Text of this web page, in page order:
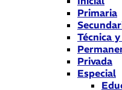
Primaria
Técnica
Privada
Especial